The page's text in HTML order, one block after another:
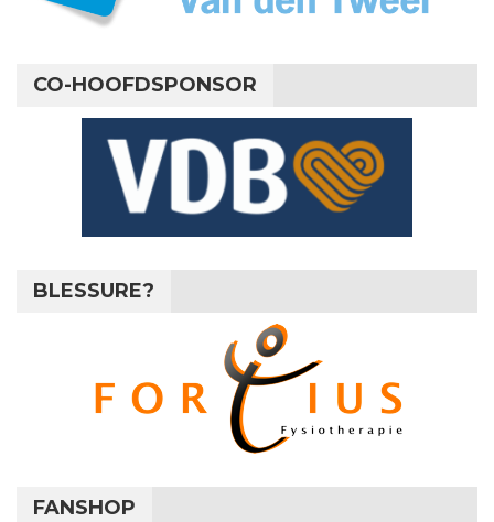
CO-HOOFDSPONSOR
BLESSURE?
FANSHOP